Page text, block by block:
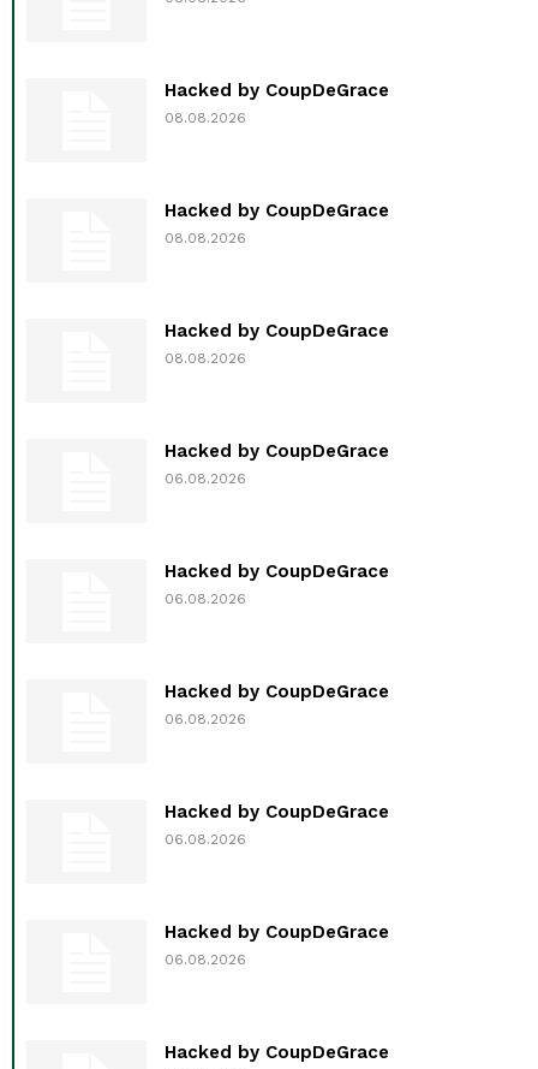
Hacked by CoupDeGrace
08.08.2026
Hacked by CoupDeGrace
08.08.2026
Hacked by CoupDeGrace
08.08.2026
Hacked by CoupDeGrace
06.08.2026
Hacked by CoupDeGrace
06.08.2026
Hacked by CoupDeGrace
06.08.2026
Hacked by CoupDeGrace
06.08.2026
Hacked by CoupDeGrace
06.08.2026
Hacked by CoupDeGrace